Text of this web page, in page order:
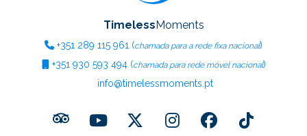
TimelessMoments
+351 289 115 961 (chamada para a rede fixa nacional)
+351 930 593 494(chamada para rede móvel nacional)
info@timelessmoments.pt